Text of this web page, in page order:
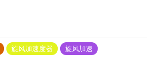
旋风加速度器
旋风加速